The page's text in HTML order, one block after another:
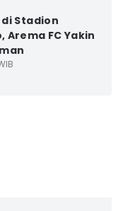
Stadion
Arema FC Yakin